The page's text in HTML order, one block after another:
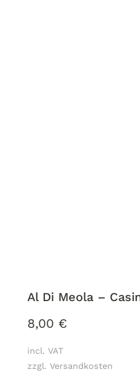
Al Di Meola ‎–
8,00 €
incl. VAT
zzgl. Versandkosten